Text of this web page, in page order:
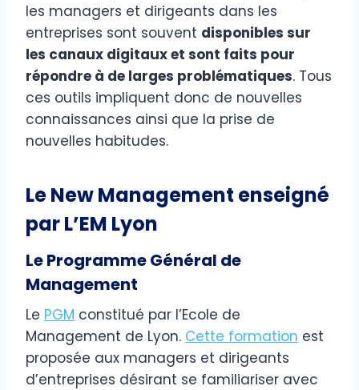
les managers et dirigeants dans les
entreprises sont souvent disponibles sur
les canaux digitaux et sont faits pour
répondre à de larges problématiques. Tous
ces outils impliquent donc de nouvelles
connaissances ainsi que la prise de
nouvelles habitudes.
Le New Management enseigné
par L’EM Lyon
Le Programme Général de
Management
Le PGM constitué par l’Ecole de
Management de Lyon. Cette formation est
proposée aux managers et dirigeants
d’entreprises désirant se familiariser avec